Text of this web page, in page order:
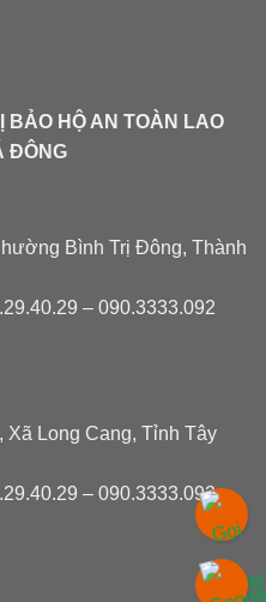
BẢO HỘ AN TOÀN LAO
ĐÔNG
Bình Trị Đông, Thành
– 090.3333.092
Long Cang, Tỉnh Tây
– 090.3333.092